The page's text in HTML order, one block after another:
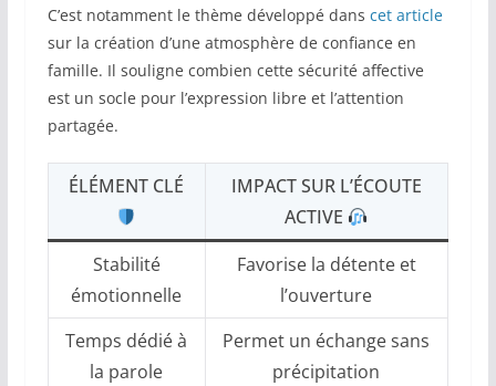
C’est notamment le thème développé dans cet article
sur la création d’une atmosphère de confiance en
famille. Il souligne combien cette sécurité affective
est un socle pour l’expression libre et l’attention
partagée.
ÉLÉMENT CLÉ
IMPACT SUR L’ÉCOUTE
ACTIVE
Stabilité
émotionnelle
Favorise la détente et
l’ouverture
Temps dédié à
la parole
Permet un échange sans
précipitation